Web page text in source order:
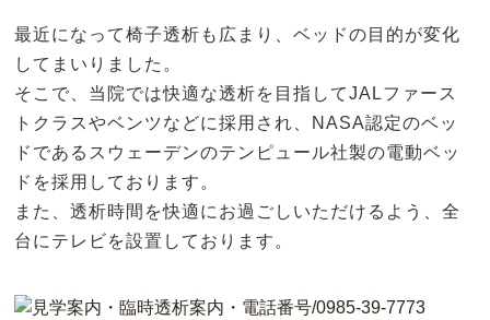
最近になって椅子透析も広まり、ベッドの目的が変化
してまいりました。
そこで、当院では快適な透析を目指してJALファース
トクラスやベンツなどに採用され、NASA認定のベッ
ドであるスウェーデンのテンピュール社製の電動ベッ
ドを採用しております。
また、透析時間を快適にお過ごしいただけるよう、全
台にテレビを設置しております。